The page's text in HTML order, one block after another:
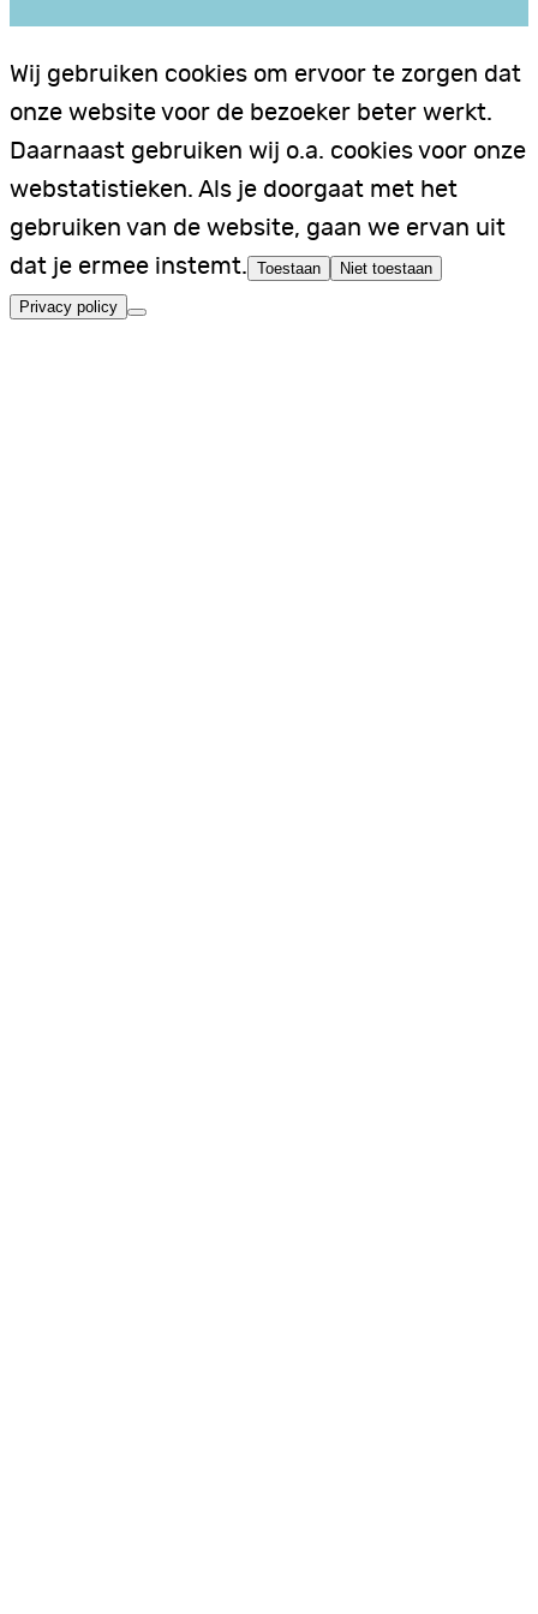
Wij gebruiken cookies om ervoor te zorgen dat
onze website voor de bezoeker beter werkt.
Daarnaast gebruiken wij o.a. cookies voor onze
webstatistieken. Als je doorgaat met het
gebruiken van de website, gaan we ervan uit
dat je ermee instemt. Toestaan Niet toestaan
Privacy policy